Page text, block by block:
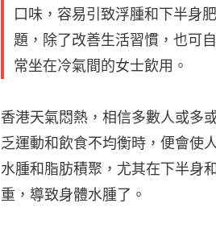
口味，容易引致浮腫和下半身
題，除了改善生活習慣，也可
常坐在冷氣間的女士飲用。
香港天氣悶熱，相信多數人或多
乏運動和飲食不均衡時，便會使
水腫和脂肪積聚，尤其在下半身
重，導致身體水腫了。